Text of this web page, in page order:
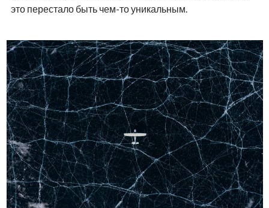
это перестало быть чем-то уникальным.